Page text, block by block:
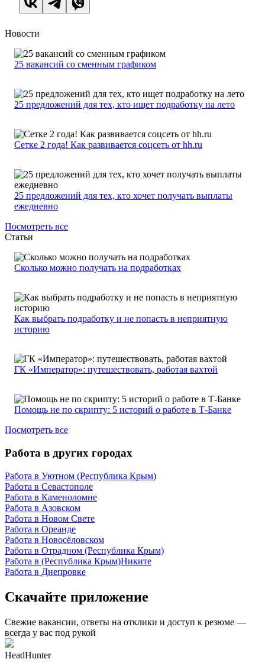
Новости
25 вакансий со сменным графиком
25 предложений для тех, кто ищет подработку на лето
Сетке 2 года! Как развивается соцсеть от hh.ru
25 предложений для тех, кто хочет получать выплаты
ежедневно
Посмотреть все
Статьи
Сколько можно получать на подработках
Как выбрать подработку и не попасть в неприятную
историю
ГК «Император»: путешествовать, работая вахтой
Помощь не по скрипту: 5 историй о работе в Т-Банке
Посмотреть все
Работа в других городах
Работа в Уютном (Республика Крым)
Работа в Севастополе
Работа в Каменоломне
Работа в Азовском
Работа в Новом Свете
Работа в Ореанде
Работа в Новосёловском
Работа в Отрадном (Республика Крым)
Работа в (Республика Крым)Никите
Работа в Днепровке
Скачайте приложение
Свежие вакансии, ответы на отклики и доступ к резюме —
всегда у вас под рукой
HeadHunter